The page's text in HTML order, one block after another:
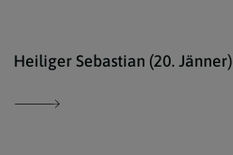
Heiliger Sebastian (20. Jänner)